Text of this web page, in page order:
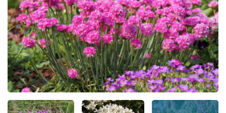
Design
Sledujte prima+
Přihlášení
Sledujte nás